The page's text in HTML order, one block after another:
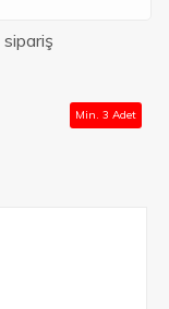
sipariş
Min. 3 Adet